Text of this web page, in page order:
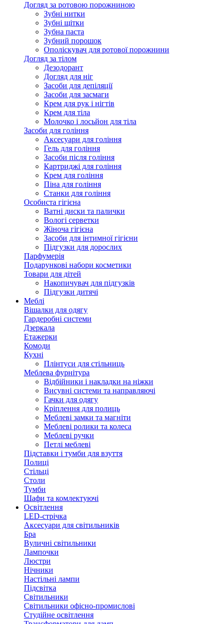
Догляд за ротовою порожниною
Зубні нитки
Зубні щітки
Зубна паста
Зубний порошок
Ополіскувач для ротової порожнини
Догляд за тілом
Дезодорант
Догляд для ніг
Засоби для депіляції
Засоби для засмаги
Крем для рук і нігтів
Крем для тіла
Молочко і лосьйон для тіла
Засоби для гоління
Аксесуари для гоління
Гель для гоління
Засоби після гоління
Картриджі для гоління
Крем для гоління
Піна для гоління
Станки для гоління
Особиста гігієна
Ватні диски та палички
Вологі серветки
Жіноча гігієна
Засоби для інтимної гігієни
Підгузки для дорослих
Парфумерія
Подарункові набори косметики
Товари для дітей
Накопичувач для підгузків
Підгузки дитячі
Меблі
Вішалки для одягу
Гардеробні системи
Дзеркала
Етажерки
Комоди
Кухні
Плінтуси для стільниць
Меблева фурнітура
Відбійники і накладки на ніжки
Висувні системи та направляючі
Гачки для одягу
Кріплення для полиць
Меблеві замки та магніти
Меблеві ролики та колеса
Меблеві ручки
Петлі меблеві
Підставки і тумби для взуття
Полиці
Стільці
Столи
Тумби
Шафи та комлектуючі
Освітлення
LED-стрічка
Аксесуари для світильників
Бра
Вуличні світильники
Лампочки
Люстри
Нічники
Настільні лампи
Підсвітка
Світильники
Світильники офісно-промислові
Студійне освітлення